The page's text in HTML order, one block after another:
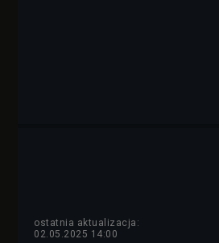
ostatnia aktualizacja:
02.05.2025 14:00